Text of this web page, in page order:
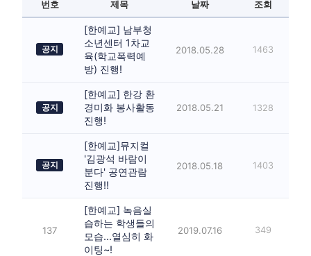
번호 제목 날짜 조회
공지
[한예교] 남부청
소년센터 1차교
육(학교폭력예
방) 진행!
2018.05.28 1463
공지
[한예교] 한강 환
경미화 봉사활동
진행!
2018.05.21 1328
공지
[한예교]뮤지컬
'김광석 바람이
분다' 공연관람
진행!!
2018.05.18 1403
137
[한예교] 녹음실
습하는 학생들의
모습...열심히 화
이팅~!
2019.07.16 349